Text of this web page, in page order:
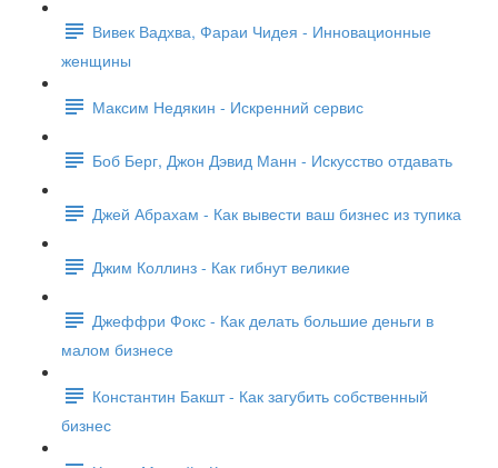
Вивек Вадхва, Фараи Чидея - Инновационные
женщины
Максим Недякин - Искренний сервис
Боб Берг, Джон Дэвид Манн - Искусство отдавать
Джей Абрахам - Как вывести ваш бизнес из тупика
Джим Коллинз - Как гибнут великие
Джеффри Фокс - Как делать большие деньги в
малом бизнесе
Константин Бакшт - Как загубить собственный
бизнес